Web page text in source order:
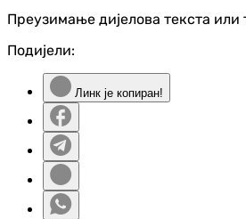
Преузимање дијелова текста
Подијели:
Линк је копиран!